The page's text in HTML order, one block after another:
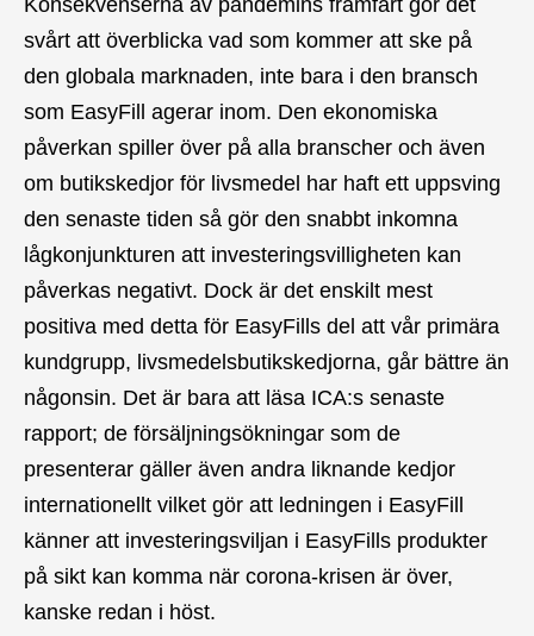
Konsekvenserna av pandemins framfart gör det
svårt att överblicka vad som kommer att ske på
den globala marknaden, inte bara i den bransch
som EasyFill agerar inom. Den ekonomiska
påverkan spiller över på alla branscher och även
om butikskedjor för livsmedel har haft ett uppsving
den senaste tiden så gör den snabbt inkomna
lågkonjunkturen att investeringsvilligheten kan
påverkas negativt. Dock är det enskilt mest
positiva med detta för EasyFills del att vår primära
kundgrupp, livsmedelsbutikskedjorna, går bättre än
någonsin. Det är bara att läsa ICA:s senaste
rapport; de försäljningsökningar som de
presenterar gäller även andra liknande kedjor
internationellt vilket gör att ledningen i EasyFill
känner att investeringsviljan i EasyFills produkter
på sikt kan komma när corona-krisen är över,
kanske redan i höst.